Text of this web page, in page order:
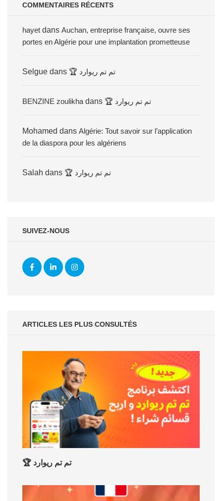
COMMENTAIRES RÉCENTS
hayet dans Auchan, entreprise française, ouvre ses
portes en Algérie pour une implantation prometteuse
Selgue dans 🏆 تم تم ريوارد
BENZINE zoulikha dans 🏆 تم تم ريوارد
Mohamed dans Algérie: Tout savoir sur l’application
de la diaspora pour les algériens
Salah dans 🏆 تم تم ريوارد
SUIVEZ-NOUS
ARTICLES LES PLUS CONSULTÉS
🏆 تم تم ريوارد